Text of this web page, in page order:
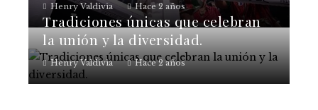
Henry Valdivia Hace 2 años
Tradiciones únicas que celebran
la unión y la diversidad.
Henry Valdivia Hace 2 años